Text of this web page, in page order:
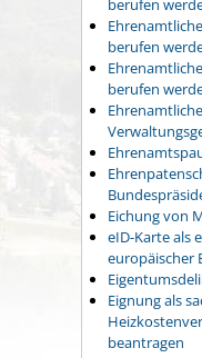
berufen
berufen
berufen
Eichung von
eID-Karte als
europäischer
Eignung als
beantragen